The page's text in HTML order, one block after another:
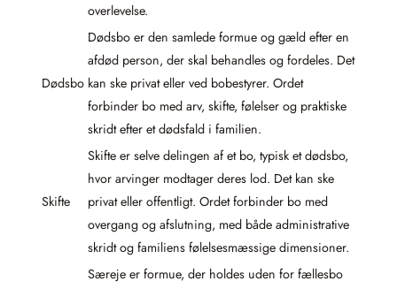
overlevelse.
Dødsbo
Dødsbo er den samlede formue og gæld efter en
afdød person, der skal behandles og fordeles. Det
kan ske privat eller ved bobestyrer. Ordet
forbinder bo med arv, skifte, følelser og praktiske
skridt efter et dødsfald i familien.
Skifte
Skifte er selve delingen af et bo, typisk et dødsbo,
hvor arvinger modtager deres lod. Det kan ske
privat eller offentligt. Ordet forbinder bo med
overgang og afslutning, med både administrative
skridt og familiens følelsesmæssige dimensioner.
Særeje er formue, der holdes uden for fællesbo